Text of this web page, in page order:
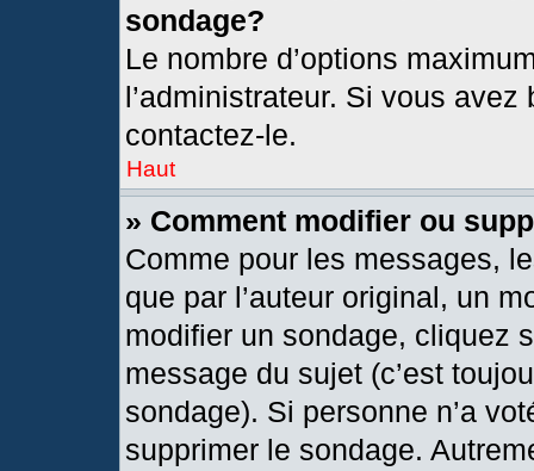
sondage?
Le nombre d’options
l’administrateur. Si vous
contactez-le.
Haut
» Comment modifier ou
Comme pour les messages,
que par l’auteur original, un
modifier un sondage, cliquez
message du sujet (c’est
sondage). Si personne n’a
supprimer le sondage.